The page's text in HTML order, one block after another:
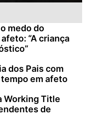
medo do
“A criança
dos Pais com
em afeto
Working Title
de